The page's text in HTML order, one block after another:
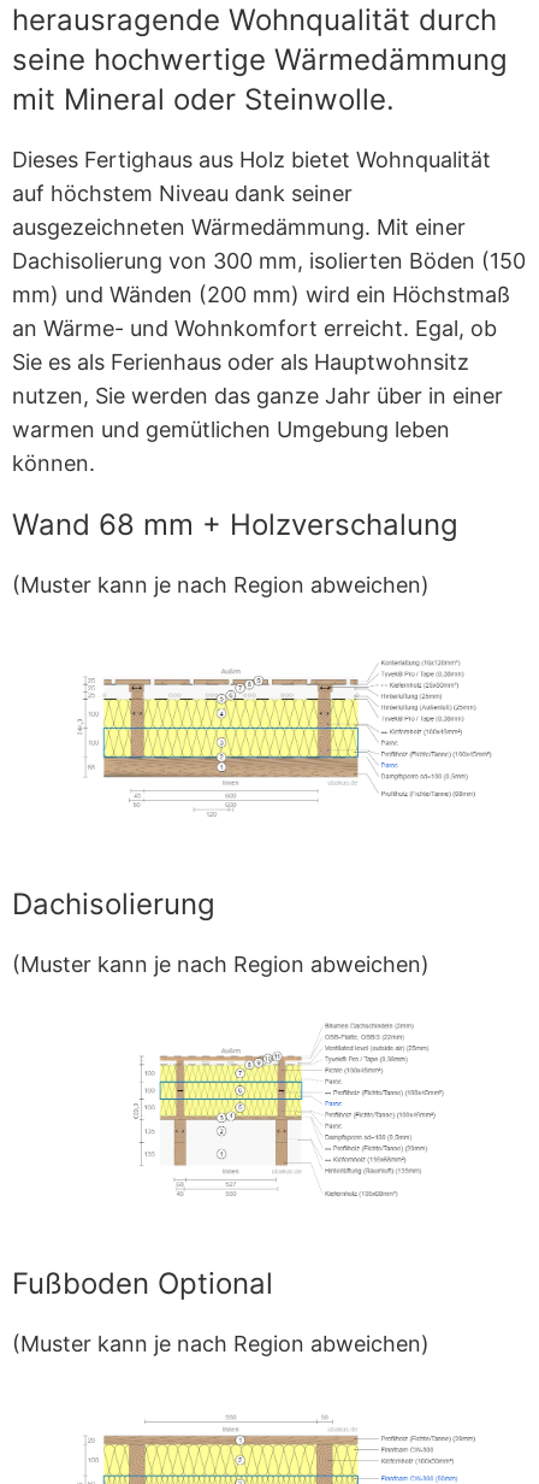
herausragende Wohnqualität durch
seine hochwertige Wärmedämmung
mit Mineral oder Steinwolle.
Dieses Fertighaus aus Holz bietet Wohnqualität
auf höchstem Niveau dank seiner
ausgezeichneten Wärmedämmung. Mit einer
Dachisolierung von 300 mm, isolierten Böden (150
mm) und Wänden (200 mm) wird ein Höchstmaß
an Wärme- und Wohnkomfort erreicht. Egal, ob
Sie es als Ferienhaus oder als Hauptwohnsitz
nutzen, Sie werden das ganze Jahr über in einer
warmen und gemütlichen Umgebung leben
können.
Wand 68 mm + Holzverschalung
(Muster kann je nach Region abweichen)
Dachisolierung
(Muster kann je nach Region abweichen)
Fußboden Optional
(Muster kann je nach Region abweichen)